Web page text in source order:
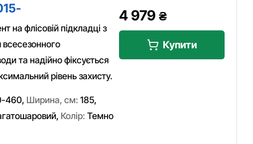
флісовій підкладці з
та надійно фіксується
рівень захисту.
460, Ширина, см: 185,
, Колір: Темно
4 979 ₴
Купити